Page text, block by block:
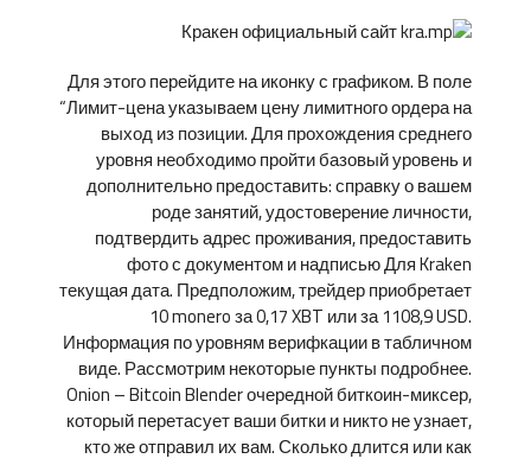
Для этого перейдите на иконку с графиком. В поле
“Лимит-цена указываем цену лимитного ордера на
выход из позиции. Для прохождения среднего
уровня необходимо пройти базовый уровень и
дополнительно предоставить: справку о вашем
роде занятий, удостоверение личности,
подтвердить адрес проживания, предоставить
фото с документом и надписью Для Kraken
текущая дата. Предположим, трейдер приобретает
10 monero за 0,17 XBT или за 1108,9 USD.
Информация по уровням верифкации в табличном
виде. Рассмотрим некоторые пункты подробнее.
Onion – Bitcoin Blender очередной биткоин-миксер,
который перетасует ваши битки и никто не узнает,
кто же отправил их вам. Сколько длится или как